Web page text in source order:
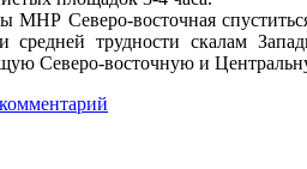
МНР Северо-восточная
средней трудности скалам
Северо-восточную и